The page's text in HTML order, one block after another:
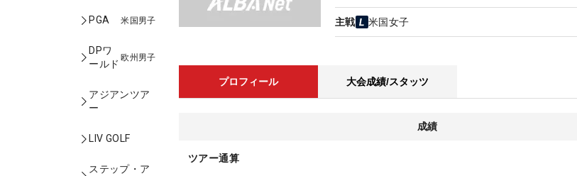
PGA 米国男子
DPワ
ールド
欧州男子
アジアンツア
ー
LIV GOLF
ステップ・ア
主戦 米国女子
プロフィール 大会成績/スタッツ
成績
ツアー通算